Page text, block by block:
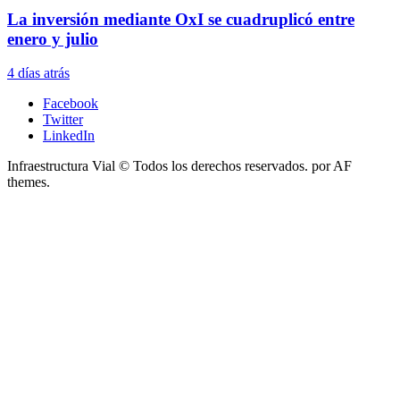
La inversión mediante OxI se cuadruplicó entre
enero y julio
4 días atrás
Facebook
Twitter
LinkedIn
Infraestructura Vial © Todos los derechos reservados. por AF
themes.